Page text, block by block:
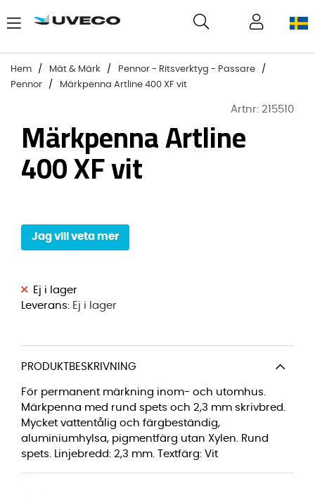
Hem Mät & Märk
Pennor - Ritsverktyg - Passare
Pennor
Märkpenna Artline 400 XF vit
Artnr: 215510
Märkpenna Artline
400 XF vit
Jag vill veta mer
Leverans: Ej i lager
PRODUKTBESKRIVNING
För permanent märkning inom- och utomhus.
Märkpenna med rund spets och 2,3 mm skrivbred.
Mycket vattentålig och färgbeständig,
aluminiumhylsa, pigmentfärg utan Xylen. Rund
spets. Linjebredd: 2,3 mm. Textfärg: Vit